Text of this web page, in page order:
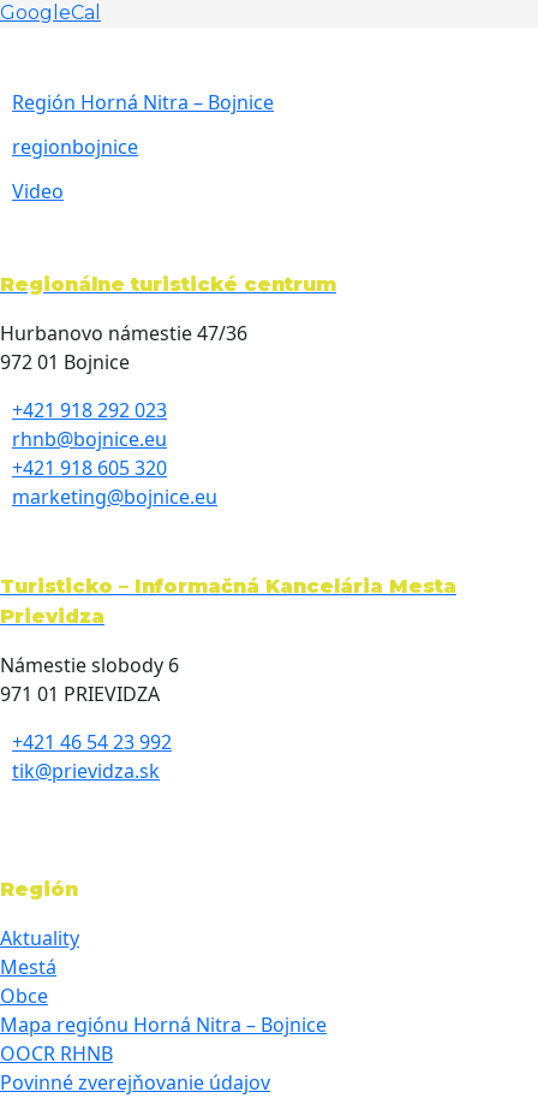
GoogleCal
Región Horná Nitra – Bojnice
regionbojnice
Video
Regionálne turistické centrum
Hurbanovo námestie 47/36
972 01 Bojnice
+421 918 292 023
rhnb@bojnice.eu
+421 918 605 320
marketing@bojnice.eu
Turisticko – Informačná Kancelária Mesta
Prievidza
Námestie slobody 6
971 01 PRIEVIDZA
+421 46 54 23 992
tik@prievidza.sk
Región
Aktuality
Mestá
Obce
Mapa regiónu Horná Nitra – Bojnice
OOCR RHNB
Povinné zverejňovanie údajov